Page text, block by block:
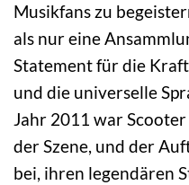
Musikfans zu
als nur eine
Statement für die
und die universelle
Jahr 2011 war
der Szene, und der
bei, ihren legendären